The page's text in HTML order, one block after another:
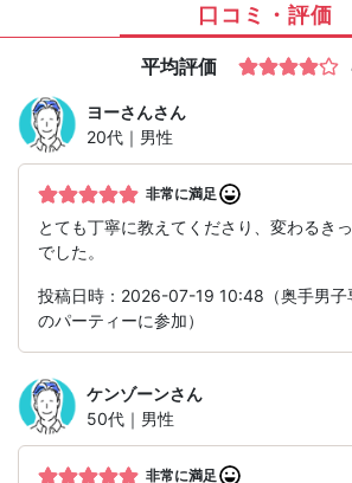
口コミ・評価
平均評価
ヨーさんさん
20代｜男性
非常に満足
とても丁寧に教えてくださり、変わるき
でした。
投稿日時：2026-07-19 10:48（奥手男子
のパーティーに参加）
ケンゾーンさん
50代｜男性
非常に満足